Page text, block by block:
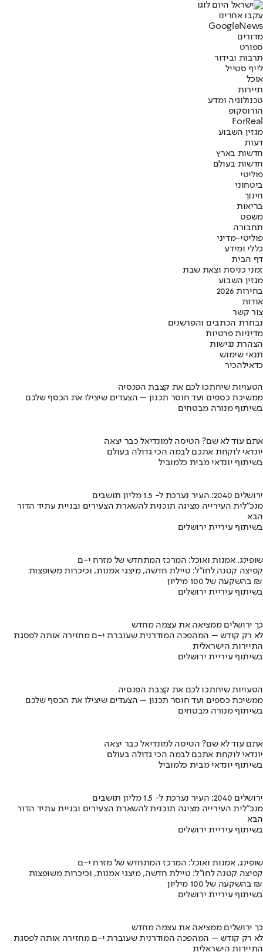
עקבו אחרינו
Googl eNews
מדורים
ספורט
תרבות ובידור
לייף סטייל
אוכל
תיירות
טכנולוגיה ומדע
הורוסקופ
ForReal
מגזין השבוע
דעות
חדשות בארץ
חדשות בעולם
פוליטי
ביטחוני
חינוך
בריאות
משפט
תחבורה
פוליטי-מדיני
כללי ומידע
דף הבית
זמני כניסת וצאת שבת
מגזין השבוע
בחירות 2026
אודות
צור קשר
נבחרת הכתבים והפרשנים
מדיניות פרטיות
הצהרת נגישות
תנאי שימוש
כדאילהכיר
הטעויות שיחתכו לכם את קצבת הפנסיה
ממשיכת כספים ועד חוסר תכנון – הצעדים שיצילו את הכסף שלכם
בשיתוף מנורה מבטחים
אתם עוד לא שם? הטיסה למונדיאל כבר יצאה
יונדאי לוקחת אתכם לבמה הכי גדולה בעולם
בשיתוף יונדאי מבית כלמוביל
ירושלים 2040: העיר נערכת ל- 1.5 מליון תושבים
מנכ"לית העירייה מציגה תוכנית להשארת הצעירים ובניית עתיד הדור
הבא
בשיתוף עיריית ירושלים
שופינג, אמנות ואוכל: המרכז המתחדש של מזרח י-ם
קפיצה קטנה לחו"ל: טיילת חדשה, מיצגי אמנות, וכיכרות משופצות
בהשקעה של 100 מיליון ₪
בשיתוף עיריית ירושלים
כך ירושלים ממציאה את עצמה מחדש
לא רק קודש – המהפכה המודרנית שעוברת י-ם מחזירה אותה לפסגת
התיירות הישראלית
בשיתוף עיריית ירושלים
הטעויות שיחתכו לכם את קצבת הפנסיה
ממשיכת כספים ועד חוסר תכנון – הצעדים שיצילו את הכסף שלכם
בשיתוף מנורה מבטחים
אתם עוד לא שם? הטיסה למונדיאל כבר יצאה
יונדאי לוקחת אתכם לבמה הכי גדולה בעולם
בשיתוף יונדאי מבית כלמוביל
ירושלים 2040: העיר נערכת ל- 1.5 מליון תושבים
מנכ"לית העירייה מציגה תוכנית להשארת הצעירים ובניית עתיד הדור
הבא
בשיתוף עיריית ירושלים
שופינג, אמנות ואוכל: המרכז המתחדש של מזרח י-ם
קפיצה קטנה לחו"ל: טיילת חדשה, מיצגי אמנות, וכיכרות משופצות
בהשקעה של 100 מיליון ₪
בשיתוף עיריית ירושלים
כך ירושלים ממציאה את עצמה מחדש
לא רק קודש – המהפכה המודרנית שעוברת י-ם מחזירה אותה לפסגת
התיירות הישראלית